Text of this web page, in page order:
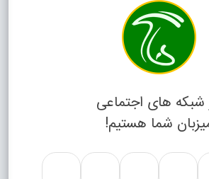
شبکه های اجتماعی
شما هستیم!